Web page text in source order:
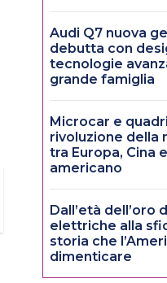
Audi Q7 nuova
debutta con
tecnologie
grande famiglia
Microcar e
rivoluzione della
tra Europa, Cina
americano
Dall’età dell’oro
elettriche alla
storia che
dimenticare